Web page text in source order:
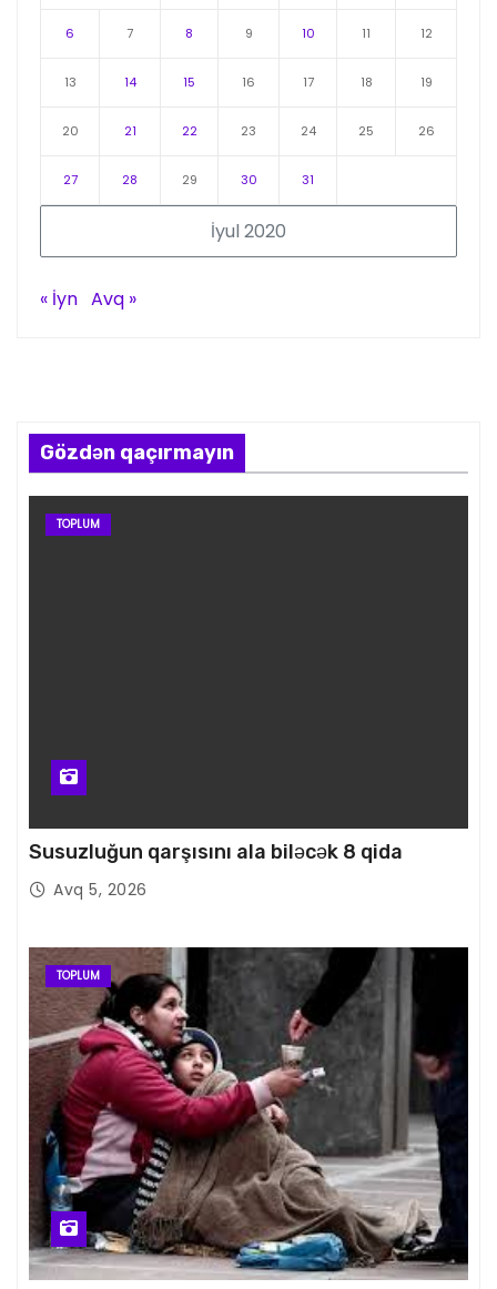
İyul 2020
6 7 8 9 10 11 12
13 14 15 16 17 18 19
20 21 22 23 24 25 26
27 28 29 30 31
« İyn Avq »
Gözdən qaçırmayın
TOPLUM
Susuzluğun qarşısını ala biləcək 8 qida
Avq 5, 2026
TOPLUM